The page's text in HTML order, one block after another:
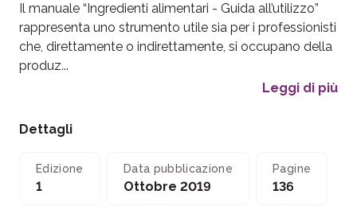
Il manuale “Ingredienti alimentari - Guida all’utilizzo”
rappresenta uno strumento utile sia per i professionisti
che, direttamente o indirettamente, si occupano della
produz...
Leggi di più
Dettagli
Edizione
1
Data pubblicazione
Ottobre 2019
Pagine
136